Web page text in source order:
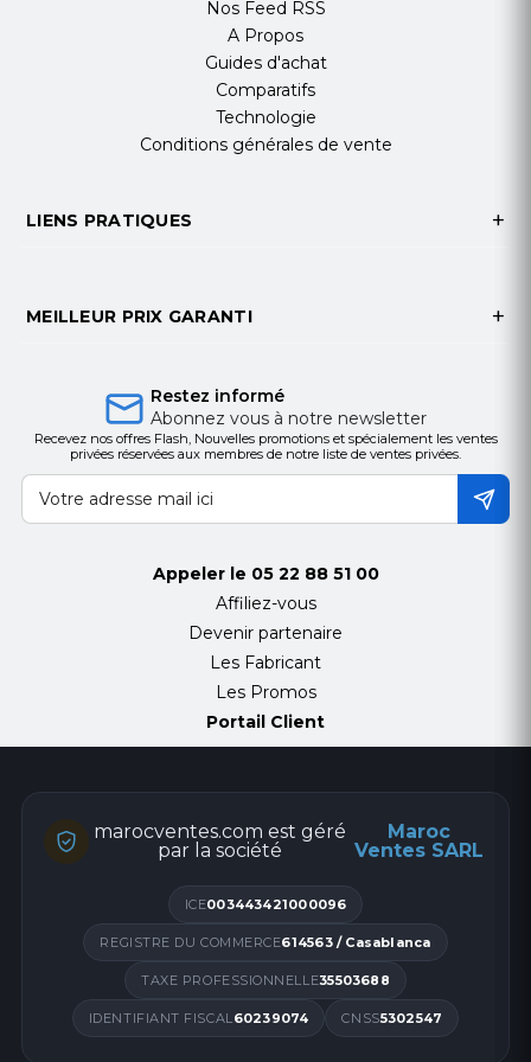
Autonomie longue durée pour une
productivité maximisée
Côté autonomie, le Jabra Engage 65 SE Duo peut
fonctionner pendant 13h en conversation
continue, et grâce à sa fonctionnalité de recharge
permet d'informer vos collègues lorsque vous
Plage de fréquences des haut-parleurs : 40Hz
- 16000Hz
Double micro : 1 MEMS analogique et 1 ECM
analogique
Bande passante du micro : 100 - 10000 Hz
Protections auditives Jabra SafeTone et
Batterie Li-Ion : 13h d'autonomie en appel
Recharge : 40% en 30min ; 80% en 1h et 100%
Compatible tous softphones
Fonctions : Décrochage/raccrochage d'appel ;
entrant ; Indicateur de charge
Connexions : DECT ; USB-C (recharge)
Portée sans-fil : 150m
Poids : 83g
Caractéristiques Techniques
Nos Feed RSS
A Propos
Guides d'achat
Comparatifs
Technologie
Conditions générales de vente
LIENS PRATIQUES
MEILLEUR PRIX GARANTI
Restez informé
Abonnez vous à notre newsletter
Recevez nos offres Flash, Nouvelles promotions et spécialement les ventes
privées réservées aux membres de notre liste de ventes privées.
Appeler le 05 22 88 51 00
Affiliez-vous
Devenir partenaire
Les Fabricant
Les Promos
Portail Client
marocventes.com est géré
par la société
Maroc
Ventes SARL
ICE003443421000096
REGISTRE DU COMMERCE614563 / Casablanca
TAXE PROFESSIONNELLE35503688
IDENTIFIANT FISCAL60239074 CNSS5302547